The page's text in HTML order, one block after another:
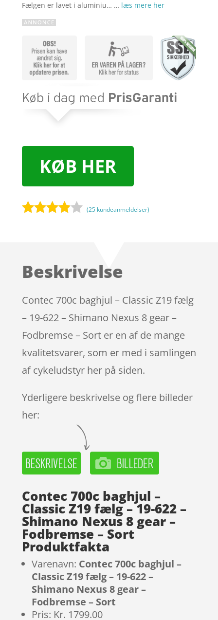
Fælgen er lavet i aluminiu… … læs mere her
KØB HER
på
ømmels
er
(25 kundeanmeldelser)
Beskrivelse
Contec 700c baghjul – Classic Z19 fælg
– 19-622 – Shimano Nexus 8 gear –
Fodbremse – Sort er en af de mange
kvalitetsvarer, som er med i samlingen
af cykeludstyr her på siden.
Yderligere beskrivelse og flere billeder
her:
Contec 700c baghjul –
Classic Z19 fælg – 19-622 –
Shimano Nexus 8 gear –
Fodbremse – Sort
Produktfakta
Varenavn: Contec 700c baghjul –
Classic Z19 fælg – 19-622 –
Shimano Nexus 8 gear –
Fodbremse – Sort
Pris: Kr. 1799.00